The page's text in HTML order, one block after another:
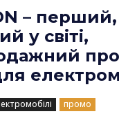
– перший,
у світі,
промо